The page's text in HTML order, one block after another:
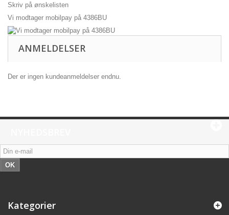
Skriv på ønskelisten
Vi modtager mobilpay på 4386BU
ANMELDELSER
Der er ingen kundeanmeldelser endnu.
OK
Kategorier